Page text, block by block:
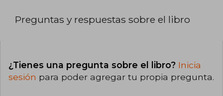
Preguntas y respuestas sobre el libro
¿Tienes una pregunta sobre el libro? Inicia
sesión para poder agregar tu propia pregunta.